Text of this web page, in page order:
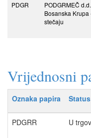
PDGR
PODGRMEČ d.d.
Bosanska Krupa
stečaju
Vrijednosni
Oznaka papira Status
PDGRR U